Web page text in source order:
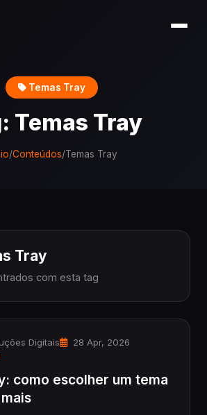
Temas Tray
Temas Tray
/Conteúdos/Temas Tray
Tray
com esta tag
Digitais
28 Apr, 2026
como escolher um tema